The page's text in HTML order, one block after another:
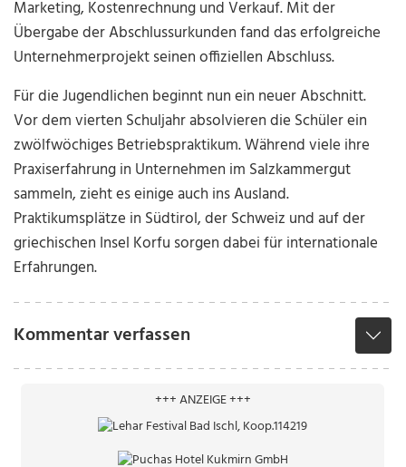
Marketing, Kostenrechnung und Verkauf. Mit der
Übergabe der Abschlussurkunden fand das erfolgreiche
Unternehmerprojekt seinen offiziellen Abschluss.
Für die Jugendlichen beginnt nun ein neuer Abschnitt.
Vor dem vierten Schuljahr absolvieren die Schüler ein
zwölfwöchiges Betriebspraktikum. Während viele ihre
Praxiserfahrung in Unternehmen im Salzkammergut
sammeln, zieht es einige auch ins Ausland.
Praktikumsplätze in Südtirol, der Schweiz und auf der
griechischen Insel Korfu sorgen dabei für internationale
Erfahrungen.
Kommentar verfassen
+++ ANZEIGE +++